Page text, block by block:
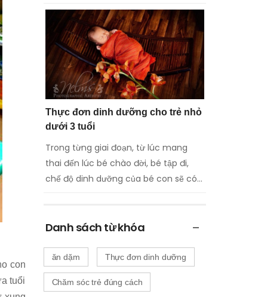
con
tuổi
trong đó ...
Thực đơn dinh dưỡng cho trẻ nhỏ
dưới 3 tuổi
Trong từng giai đoạn, từ lúc mang
thai đến lúc bé chào đời, bé tập đi,
chế độ dinh dưỡng của bé con sẽ có
Danh sách từ khóa
ăn dặm Thực đơn dinh dưỡng
Chăm sóc trẻ đúng cách